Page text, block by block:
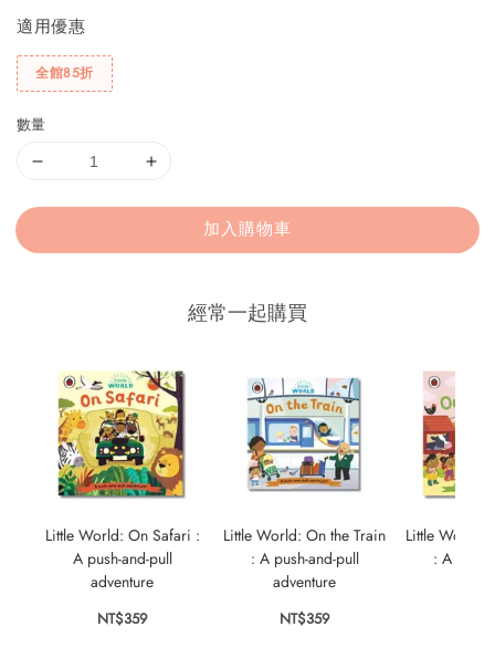
適用優惠
全館85折
數量
加入購物車
經常一起購買
Little World: On Safari :
A push-and-pull
adventure
NT$359
Little World: On the Train
: A push-and-pull
adventure
NT$359
Little World:
: A